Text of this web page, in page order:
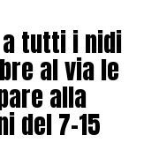
tutti i nidi
al via le
alla
del 7-15